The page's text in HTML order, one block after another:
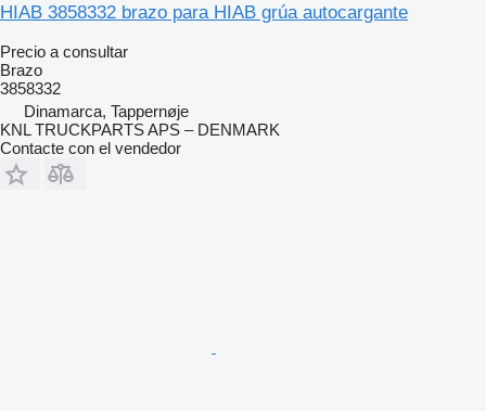
HIAB 3858332 brazo para HIAB grúa autocargante
Precio a consultar
Brazo
3858332
Dinamarca, Tappernøje
KNL TRUCKPARTS APS – DENMARK
Contacte con el vendedor